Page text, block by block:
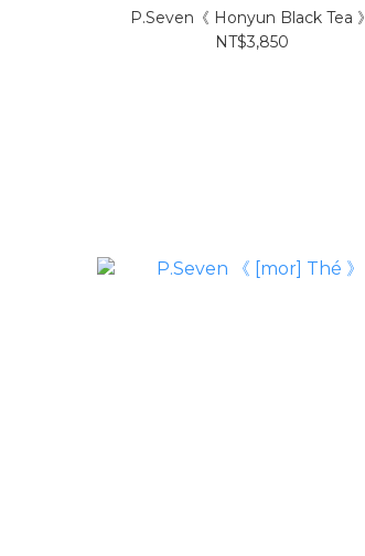
P.Seven《 Honyun Black Tea 》
NT$3,850